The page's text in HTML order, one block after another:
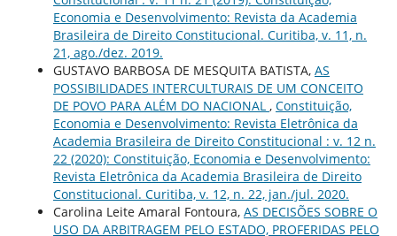
Economia e Desenvolvimento: Revista da Academia
Brasileira de Direito Constitucional. Curitiba, v. 11, n.
21, ago./dez. 2019.
GUSTAVO BARBOSA DE MESQUITA BATISTA, AS
POSSIBILIDADES INTERCULTURAIS DE UM CONCEITO
DE POVO PARA ALÉM DO NACIONAL , Constituição,
Economia e Desenvolvimento: Revista Eletrônica da
Academia Brasileira de Direito Constitucional : v. 12 n.
22 (2020): Constituição, Economia e Desenvolvimento:
Revista Eletrônica da Academia Brasileira de Direito
Constitucional. Curitiba, v. 12, n. 22, jan./jul. 2020.
Carolina Leite Amaral Fontoura, AS DECISÕES SOBRE O
USO DA ARBITRAGEM PELO ESTADO, PROFERIDAS PELO